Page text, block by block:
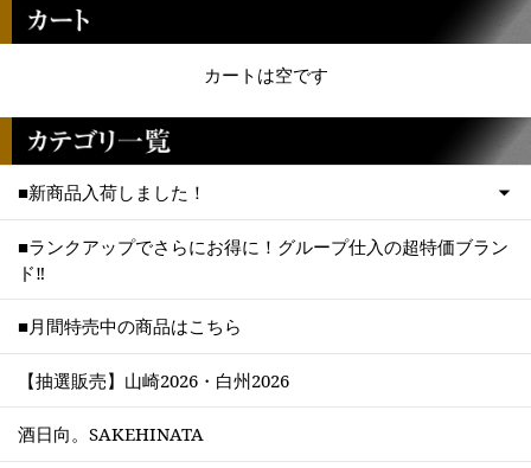
カートは空です
■新商品入荷しました！
■ランクアップでさらにお得に！グループ仕入の超特価ブラン
ド‼
■月間特売中の商品はこちら
【抽選販売】山崎2026・白州2026
酒日向。SAKEHINATA